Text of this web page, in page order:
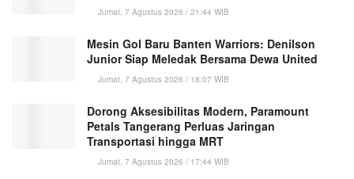
Jumat, 7 Agustus 2026 / 21:44 WIB
Mesin Gol Baru Banten Warriors: Denilson
Junior Siap Meledak Bersama Dewa United
Jumat, 7 Agustus 2026 / 18:07 WIB
Dorong Aksesibilitas Modern, Paramount
Petals Tangerang Perluas Jaringan
Transportasi hingga MRT
Jumat, 7 Agustus 2026 / 17:44 WIB